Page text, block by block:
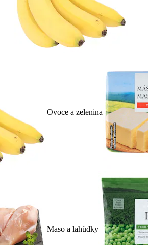
Ovoce a zelenina
Maso a lahůdky